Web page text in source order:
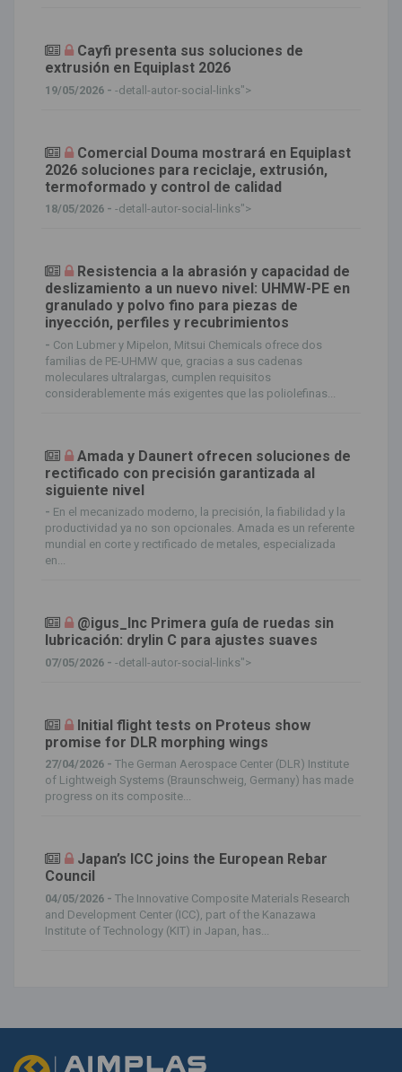
Cayfi presenta sus soluciones de
extrusión en Equiplast 2026
19/05/2026 - -detall-autor-social-links">
Comercial Douma mostrará en Equiplast
2026 soluciones para reciclaje, extrusión,
termoformado y control de calidad
18/05/2026 - -detall-autor-social-links">
Resistencia a la abrasión y capacidad de
deslizamiento a un nuevo nivel: UHMW-PE en
granulado y polvo fino para piezas de
inyección, perfiles y recubrimientos
- Con Lubmer y Mipelon, Mitsui Chemicals ofrece dos
familias de PE-UHMW que, gracias a sus cadenas
moleculares ultralargas, cumplen requisitos
considerablemente más exigentes que las poliolefinas...
Amada y Daunert ofrecen soluciones de
rectificado con precisión garantizada al
siguiente nivel
- En el mecanizado moderno, la precisión, la fiabilidad y la
productividad ya no son opcionales. Amada es un referente
mundial en corte y rectificado de metales, especializada
en...
@igus_Inc Primera guía de ruedas sin
lubricación: drylin C para ajustes suaves
07/05/2026 - -detall-autor-social-links">
Initial flight tests on Proteus show
promise for DLR morphing wings
27/04/2026 - The German Aerospace Center (DLR) Institute
of Lightweigh Systems (Braunschweig, Germany) has made
progress on its composite...
Japan’s ICC joins the European Rebar
Council
04/05/2026 - The Innovative Composite Materials Research
and Development Center (ICC), part of the Kanazawa
Institute of Technology (KIT) in Japan, has...